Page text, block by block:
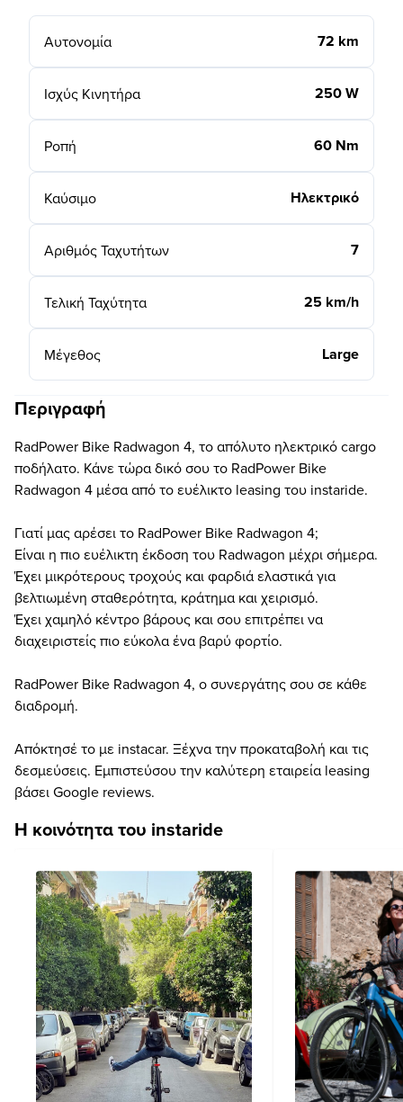
Αυτονομία 72 km
Ισχύς Κινητήρα 250 W
Ροπή 60 Nm
Καύσιμο Ηλεκτρικό
Αριθμός Ταχυτήτων 7
Τελική Ταχύτητα 25 km/h
Μέγεθος Large
Περιγραφή
RadPower Bike Radwagon 4, το απόλυτο ηλεκτρικό cargo
ποδήλατο. Κάνε τώρα δικό σου το RadPower Bike
Radwagon 4 μέσα από το ευέλικτο leasing του instaride.
Γιατί μας αρέσει το RadPower Bike Radwagon 4;
Είναι η πιο ευέλικτη έκδοση του Radwagon μέχρι σήμερα.
Έχει μικρότερους τροχούς και φαρδιά ελαστικά για
βελτιωμένη σταθερότητα, κράτημα και χειρισμό.
Έχει χαμηλό κέντρο βάρους και σου επιτρέπει να
διαχειριστείς πιο εύκολα ένα βαρύ φορτίο.
RadPower Bike Radwagon 4, ο συνεργάτης σου σε κάθε
διαδρομή.
Απόκτησέ το με instacar. Ξέχνα την προκαταβολή και τις
δεσμεύσεις. Εμπιστεύσου την καλύτερη εταιρεία leasing
βάσει Google reviews.
Η κοινότητα του instaride